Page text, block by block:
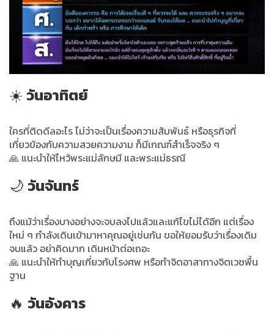
☀️ วันอาทิตย์
ใครที่ติดดีลอะไร ไม่ว่าจะเป็นเรื่องความสัมพันธ์ หรือธุรกิจที่
เกี่ยวข้องกับความสวยความงาม ก็มีเกณฑ์สำเร็จจริง ๆ
🙏 แนะนำให้ไหว้พระแม่ลักษมี และพระแม่ธรณี
🌙 วันจันทร์
ถึงแม้ว่าเรื่องบางอย่างจะจบลงไปแล้วและแก้ไขไม่ได้อีก แต่เรื่อง
ใหม่ ๆ กำลังเดินเข้ามาหาคุณอยู่เช่นกัน ขอให้ยอมรับว่าเรื่องเดิม
จบแล้ว อย่าคิดมาก เดินหน้าต่อเถอะ
🙏 แนะนำให้ทำบุญเกี่ยวกับโรงศพ หรือทำจิตอาสาทางจิตเวชพื้น
ฐาน
🔥 วันอังคาร